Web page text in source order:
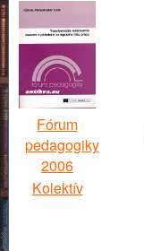
Fórum
pedagogiky
2006
Kolektív